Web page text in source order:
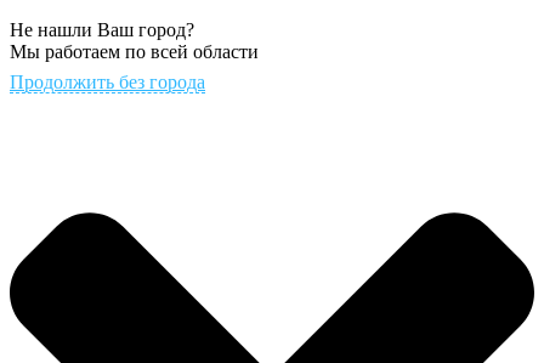
Не нашли Ваш город?
Мы работаем по всей области
Продолжить без города